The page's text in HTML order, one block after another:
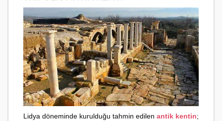
Lidya döneminde kurulduğu tahmin edilen antik kentin;